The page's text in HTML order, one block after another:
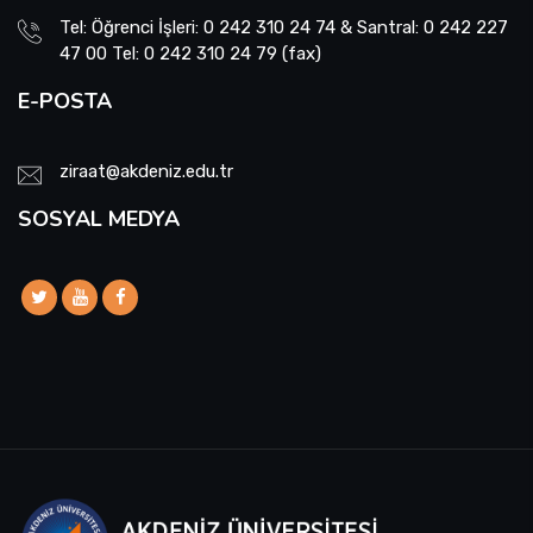
Tel: Öğrenci İşleri: 0 242 310 24 74 & Santral: 0 242 227
47 00 Tel: 0 242 310 24 79 (fax)
E-POSTA
ziraat@akdeniz.edu.tr
SOSYAL MEDYA